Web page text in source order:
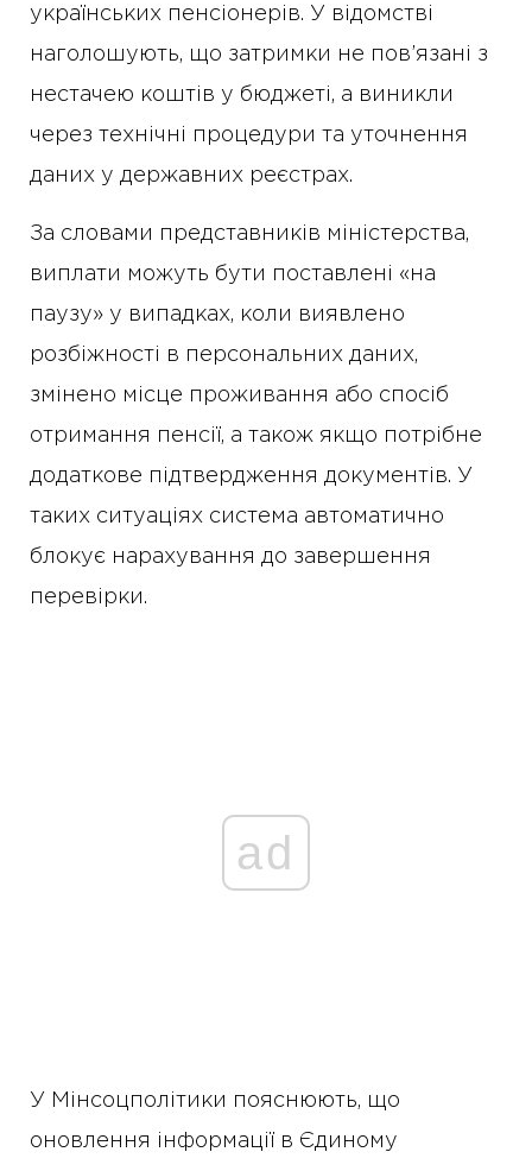
українських пенсіонерів. У відомстві
наголошують, що затримки не пов’язані з
нестачею коштів у бюджеті, а виникли
через технічні процедури та уточнення
даних у державних реєстрах.
За словами представників міністерства,
виплати можуть бути поставлені «на
паузу» у випадках, коли виявлено
розбіжності в персональних даних,
змінено місце проживання або спосіб
отримання пенсії, а також якщо потрібне
додаткове підтвердження документів. У
таких ситуаціях система автоматично
блокує нарахування до завершення
перевірки.
ad
У Мінсоцполітики пояснюють, що
оновлення інформації в Єдиному